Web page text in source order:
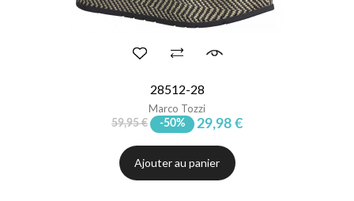
28512-28
Marco Tozzi
59,95 € -50% 29,98 €
Ajouter au panier